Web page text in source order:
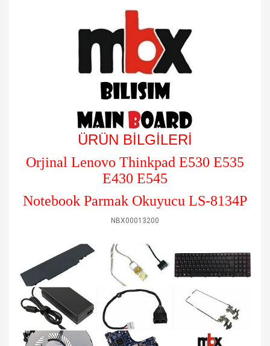
ÜRÜN BİLGİLERİ
Orjinal Lenovo Thinkpad E530 E535
E430 E545
Notebook Parmak Okuyucu LS-8134P
NBX00013200